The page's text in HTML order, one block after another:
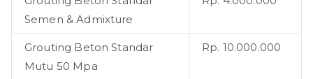
Semen & Admixture
Grouting Beton Standar
Mutu 50 Mpa
Rp. 10.000.000